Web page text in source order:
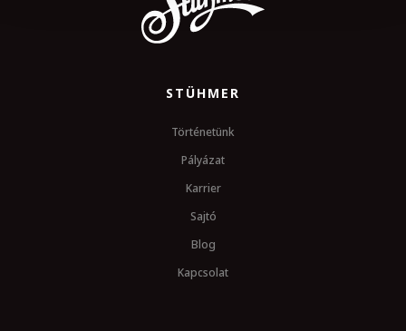
STÜHMER
Történetünk
Pályázat
Karrier
Sajtó
Blog
Kapcsolat